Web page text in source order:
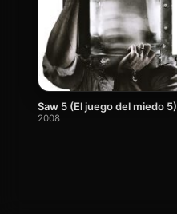
Saw 5 (El juego del miedo 5)
2008